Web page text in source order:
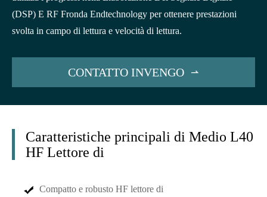
(DSP) E RF Fronda Endtechnology per ottenere prestazioni
svolta in campo di lettura e velocità di lettura.
CONTATTO INVENGO 
Caratteristiche principali di Medio L40
HF Lettore di
Compatto e robusto HF lettore di